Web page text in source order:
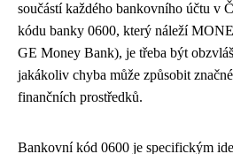
součástí každého bankovního účtu v
kódu banky 0600, který náleží
GE Money Bank), je třeba být
jakákoliv chyba může způsobit
finančních prostředků.
Bankovní kód 0600 je specifickým